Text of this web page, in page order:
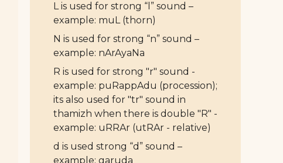
L is used for strong “l” sound –
example: muL (thorn)
N is used for strong “n” sound –
example: nArAyaNa
R is used for strong "r" sound -
example: puRappAdu (procession);
its also used for "tr" sound in
thamizh when there is double "R" -
example: uRRAr (utRAr - relative)
d is used strong “d” sound –
example: garuda